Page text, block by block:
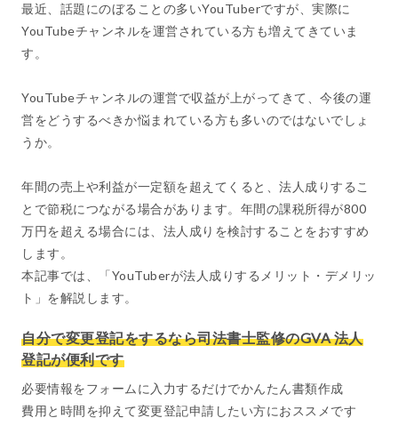
最近、話題にのぼることの多いYouTuberですが、実際に
YouTubeチャンネルを運営されている方も増えてきていま
す。
YouTubeチャンネルの運営で収益が上がってきて、今後の運
営をどうするべきか悩まれている方も多いのではないでしょ
うか。
年間の売上や利益が一定額を超えてくると、法人成りするこ
とで節税につながる場合があります。年間の課税所得が800
万円を超える場合には、法人成りを検討することをおすすめ
します。
本記事では、「YouTuberが法人成りするメリット・デメリッ
ト」を解説します。
自分で変更登記をするなら司法書士監修のGVA 法人
登記が便利です
必要情報をフォームに入力するだけでかんたん書類作成
費用と時間を抑えて変更登記申請したい方におススメです